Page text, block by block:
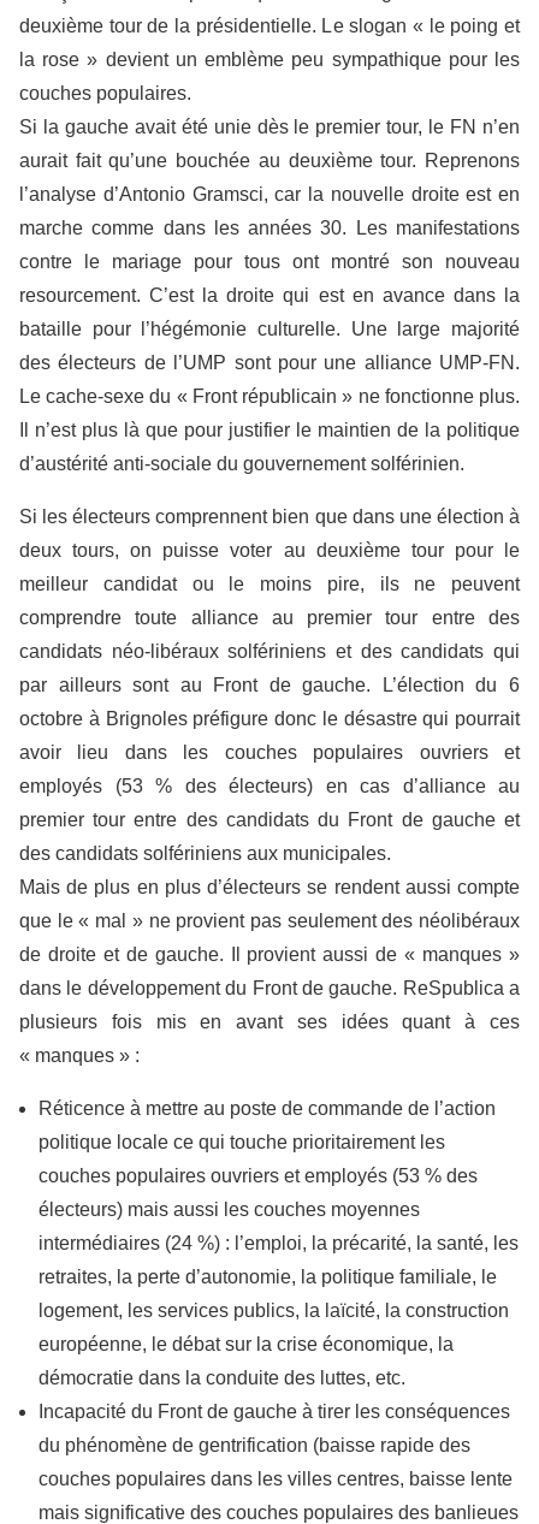
deuxième tour de la présidentielle. Le slogan « le poing et
la rose » devient un emblème peu sympathique pour les
couches populaires.
Si la gauche avait été unie dès le premier tour, le FN n’en
aurait fait qu’une bouchée au deuxième tour. Reprenons
l’analyse d’Antonio Gramsci, car la nouvelle droite est en
marche comme dans les années 30. Les manifestations
contre le mariage pour tous ont montré son nouveau
resourcement. C’est la droite qui est en avance dans la
bataille pour l’hégémonie culturelle. Une large majorité
des électeurs de l’UMP sont pour une alliance UMP-FN.
Le cache-sexe du « Front républicain » ne fonctionne plus.
Il n’est plus là que pour justifier le maintien de la politique
d’austérité anti-sociale du gouvernement solférinien.
Si les électeurs comprennent bien que dans une élection à
deux tours, on puisse voter au deuxième tour pour le
meilleur candidat ou le moins pire, ils ne peuvent
comprendre toute alliance au premier tour entre des
candidats néo-libéraux solfériniens et des candidats qui
par ailleurs sont au Front de gauche. L’élection du 6
octobre à Brignoles préfigure donc le désastre qui pourrait
avoir lieu dans les couches populaires ouvriers et
employés (53 % des électeurs) en cas d’alliance au
premier tour entre des candidats du Front de gauche et
des candidats solfériniens aux municipales.
Mais de plus en plus d’électeurs se rendent aussi compte
que le « mal » ne provient pas seulement des néolibéraux
de droite et de gauche. Il provient aussi de « manques »
dans le développement du Front de gauche. ReSpublica a
plusieurs fois mis en avant ses idées quant à ces
« manques » :
Réticence à mettre au poste de commande de l’action
politique locale ce qui touche prioritairement les
couches populaires ouvriers et employés (53 % des
électeurs) mais aussi les couches moyennes
intermédiaires (24 %) : l’emploi, la précarité, la santé, les
retraites, la perte d’autonomie, la politique familiale, le
logement, les services publics, la laïcité, la construction
européenne, le débat sur la crise économique, la
démocratie dans la conduite des luttes, etc.
Incapacité du Front de gauche à tirer les conséquences
du phénomène de gentrification (baisse rapide des
couches populaires dans les villes centres, baisse lente
mais significative des couches populaires des banlieues